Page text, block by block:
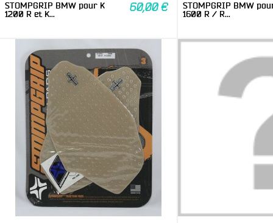
STOMPGRIP BMW pour K
1200 R et K...
60,00 €
STOMPGRIP BMW
1600 R / R...